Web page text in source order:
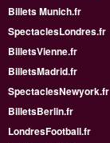
Billets Munich.fr
SpectaclesLondres.fr
BilletsVienne.fr
BilletsMadrid.fr
SpectaclesNewyork.fr
BilletsBerlin.fr
LondresFootball.fr